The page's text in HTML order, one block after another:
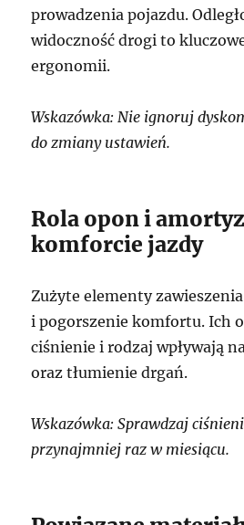
prowadzenia pojazdu.
widoczność drogi to
ergonomii.
Wskazówka: Nie ignoruj
do zmiany ustawień.
Rola opon i
komforcie jazdy
Zużyte elementy
i pogorszenie komfortu. Ich
ciśnienie i rodzaj wpływają
oraz tłumienie drgań.
Wskazówka: Sprawdzaj
przynajmniej raz w miesiącu.